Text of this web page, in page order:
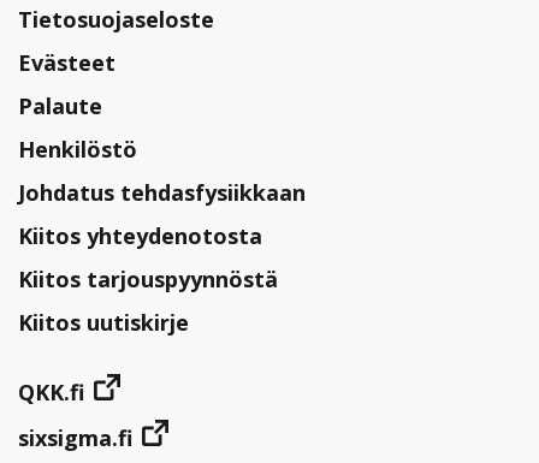
Tietosuojaseloste
Evästeet
Palaute
Henkilöstö
Johdatus tehdasfysiikkaan
Kiitos yhteydenotosta
Kiitos tarjouspyynnöstä
Kiitos uutiskirje
QKK.fi
sixsigma.fi